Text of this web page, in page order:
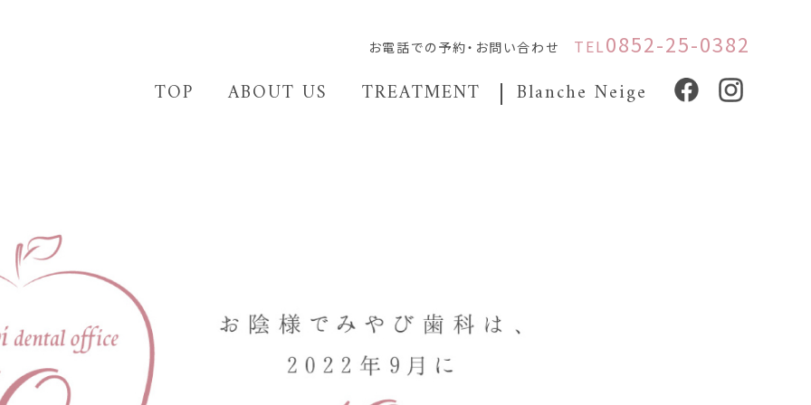
科 -島根県松江市の歯科クリニック- | 一般歯科・小児歯科
お電話での予約・お問い合わせ TEL0852-25-0382
TOP ABOUT US TREATMENT Blanche Neige